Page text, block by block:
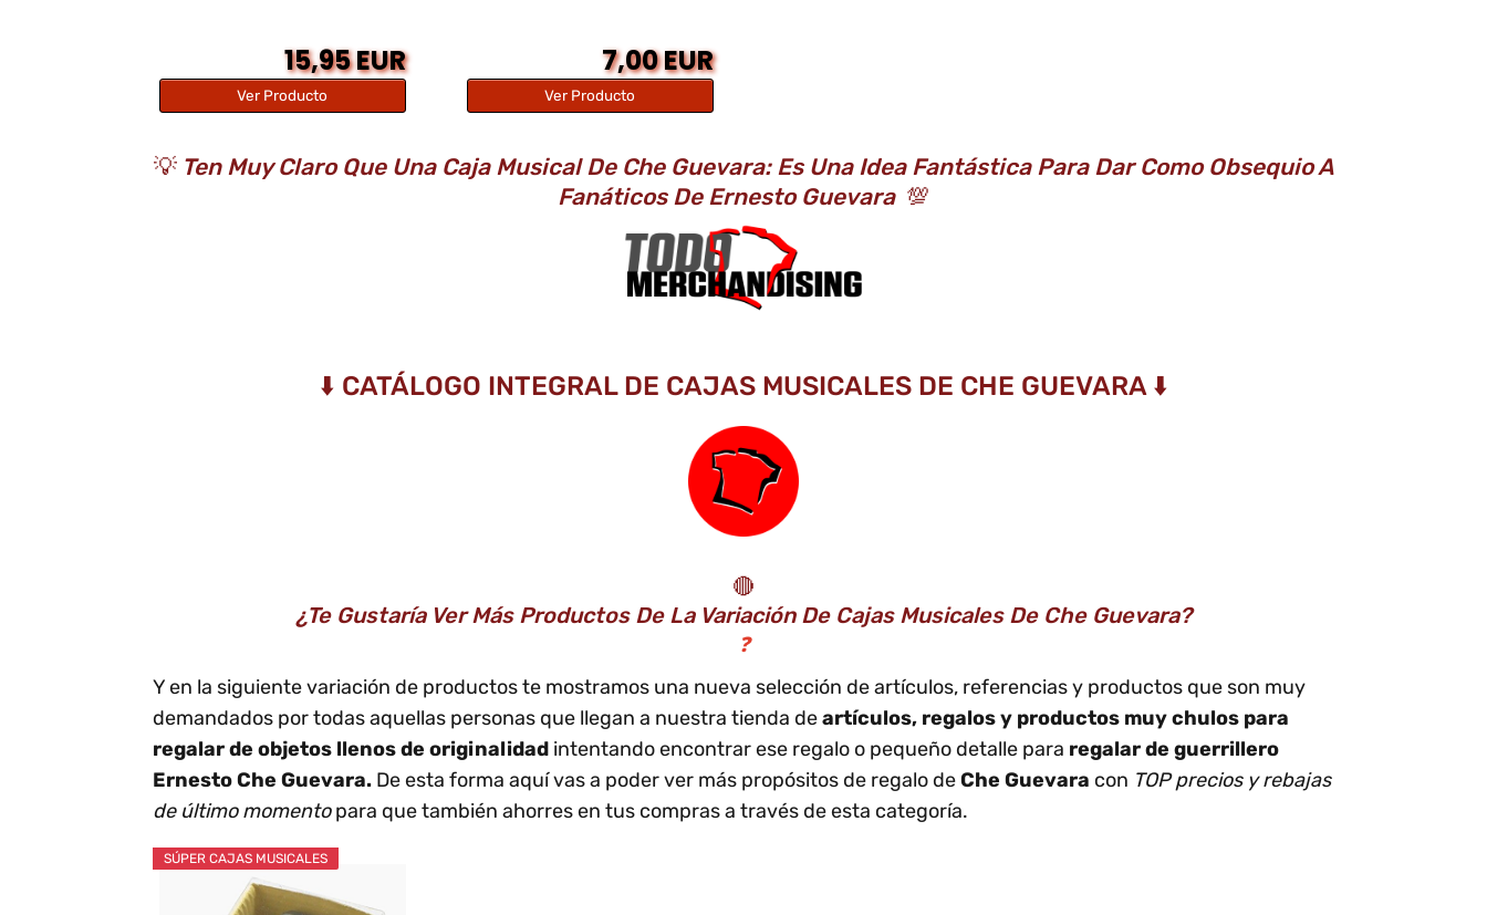
15,95 EUR
Ver Producto
7,00 EUR
Ver Producto
💡Ten Muy Claro Que Una Caja Musical De Che Guevara: Es Una Idea Fantástica Para Dar Como Obsequio A
Fanáticos De Ernesto Guevara 💯
⬇️ CATÁLOGO INTEGRAL DE CAJAS MUSICALES DE CHE GUEVARA ⬇️
🔴
¿Te Gustaría Ver Más Productos De La Variación De Cajas Musicales De Che Guevara?
❓
Y en la siguiente variación de productos te mostramos una nueva selección de artículos, referencias y productos que son muy
demandados por todas aquellas personas que llegan a nuestra tienda deartículos, regalos y productos muy chulos para
regalar de objetos llenos de originalidad intentando encontrar ese regalo o pequeño detalle para regalar de guerrillero
Ernesto Che Guevara. De esta forma aquí vas a poder ver más propósitos de regalo deChe Guevara con TOP precios y rebajas
de último momentopara que también ahorres en tus compras a través de esta categoría.
SÚPER CAJAS MUSICALES